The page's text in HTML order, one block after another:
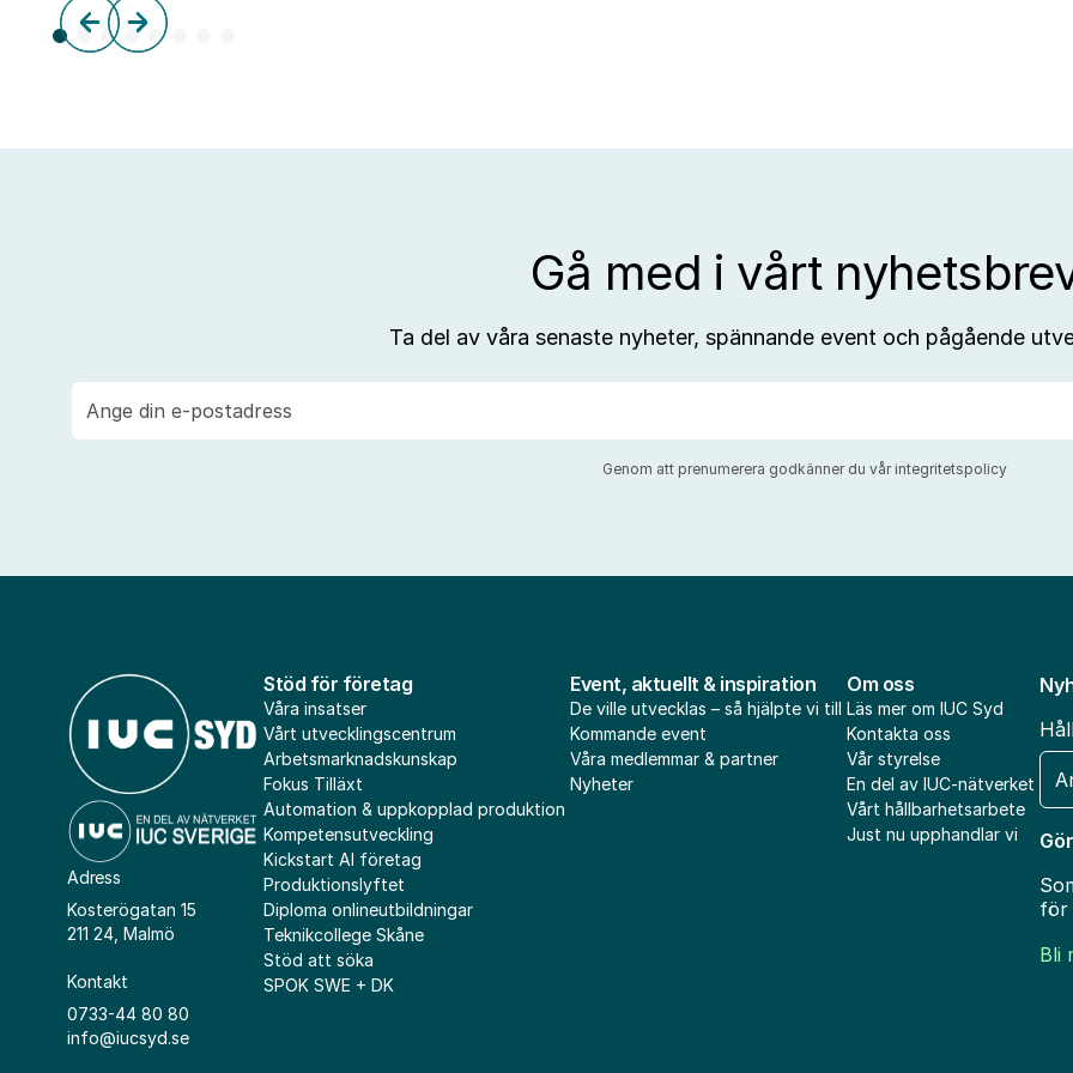
Gå med i vårt
Ta del av våra senaste nyheter, spännande event och pågående
post
Genom att prenumerera godkänner du vår integritetspolicy
Adress
Kosterögatan 15
211 24, Malmö
Kontakt
0733-44 80 80
info@iucsyd.se
Stöd för företag
Våra insatser
Vårt utvecklingscentrum
Arbetsmarknadskunskap
Fokus Tilläxt
Automation & uppkopplad produktion
Kompetensutveckling
Kickstart AI företag
Produktionslyftet
Diploma onlineutbildningar
Teknikcollege Skåne
Stöd att söka
SPOK SWE + DK
Event, aktuellt & inspiration
De ville utvecklas – så hjälpte vi till
Kommande event
Våra medlemmar & partner
Nyheter
Om oss
Läs mer om IUC Syd
Kontakta oss
Vår styrelse
En del av IUC-nätverket
Vårt hållbarhetsarbete
Just nu upphandlar vi
E-
post
för
Bli